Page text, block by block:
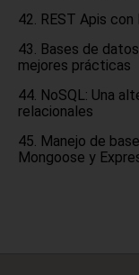
REST Apis
Bases de
mejores prácticas
NoSQL: Una
relacionales
Manejo de
Mongoose y